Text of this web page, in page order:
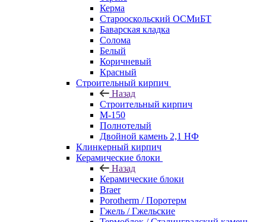
Керма
Старооскольский ОСМиБТ
Баварская кладка
Солома
Белый
Коричневый
Красный
Строительный кирпич
Назад
Строительный кирпич
М-150
Полнотелый
Двойной камень 2,1 НФ
Клинкерный кирпич
Керамические блоки
Назад
Керамические блоки
Braer
Porotherm / Поротерм
Гжель / Гжельские